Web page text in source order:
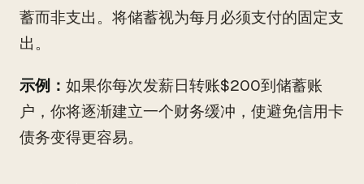
蓄而非支出。将储蓄视为每月必须支付的固定支
出。
示例： 如果你每次发薪日转账$200到储蓄账
户，你将逐渐建立一个财务缓冲，使避免信用卡
债务变得更容易。